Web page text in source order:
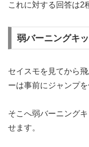
これに対する回答は2
弱バーニングキ
セイスモを見てから
ーは事前にジャンプを
そこへ弱バーニング
せます。